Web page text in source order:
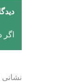
اگر
نشانی